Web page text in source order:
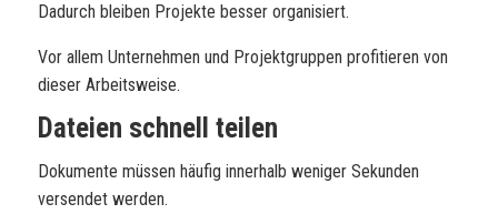
Dadurch bleiben Projekte besser organisiert.
Vor allem Unternehmen und Projektgruppen profitieren von
dieser Arbeitsweise.
Dateien schnell teilen
Dokumente müssen häufig innerhalb weniger Sekunden
versendet werden.